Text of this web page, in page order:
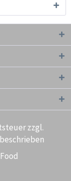
zzgl.